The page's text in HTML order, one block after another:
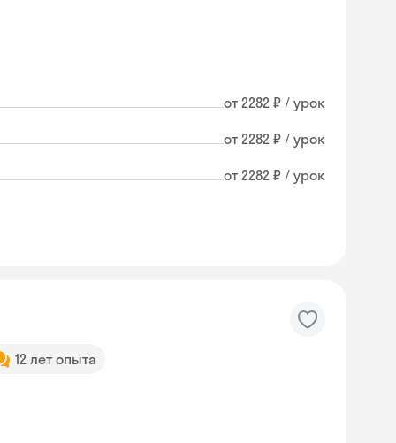
от 2282 ₽ / урок
от 2282 ₽ / урок
от 2282 ₽ / урок
12 лет опыта